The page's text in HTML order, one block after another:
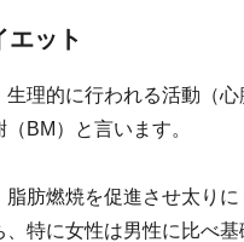
エット
理的に行われる活動（
BM）と言います。
肪燃焼を促進させ太り
特に女性は男性に比べ